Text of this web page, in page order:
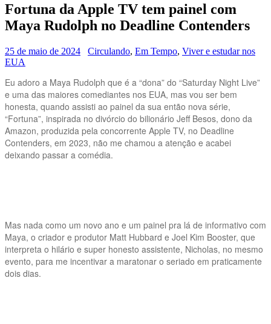
Fortuna da Apple TV tem painel com
Maya Rudolph no Deadline Contenders
25 de maio de 2024 Circulando, Em Tempo, Viver e estudar nos
EUA
Eu adoro a Maya Rudolph que é a “dona” do “Saturday Night Live”
e uma das maiores comediantes nos EUA, mas vou ser bem
honesta, quando assisti ao painel da sua então nova série,
“Fortuna”, inspirada no divórcio do bilionário Jeff Besos, dono da
Amazon, produzida pela concorrente Apple TV, no Deadline
Contenders, em 2023, não me chamou a atenção e acabei
deixando passar a comédia.
Mas nada como um novo ano e um painel pra lá de informativo com
Maya, o criador e produtor Matt Hubbard e Joel Kim Booster, que
interpreta o hilário e super honesto assistente, Nicholas, no mesmo
evento, para me incentivar a maratonar o seriado em praticamente
dois dias.